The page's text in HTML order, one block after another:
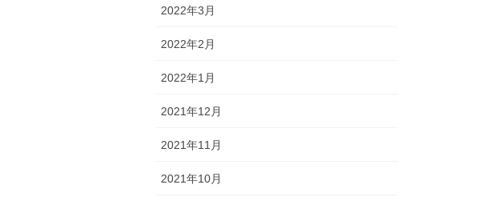
2022年3月
2022年2月
2022年1月
2021年12月
2021年11月
2021年10月